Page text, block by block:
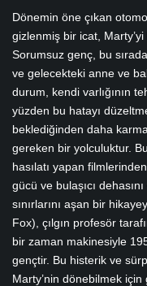
Dönemin öne çıkan
gizlenmiş bir icat, Marty’yi
Sorumsuz genç, bu
ve gelecekteki anne ve
durum, kendi varlığının
yüzden bu hatayı
beklediğinden daha
gereken bir yolculuktur.
hasılatı yapan
gücü ve bulaşıcı
sınırlarını aşan bir
Fox), çılgın profesör
bir zaman makinesiyle
gençtir. Bu histerik ve
Marty’nin dönebilmek